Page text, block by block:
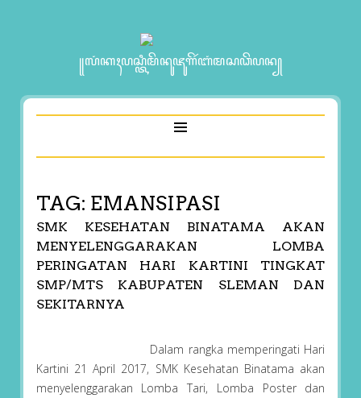
꧋ꦭꦁꦏꦃꦥꦱ꧀ꦠꦶꦩꦼꦤꦸꦗꦸꦒꦼꦂꦧꦁꦩꦱꦣꦼꦥꦤ꧀
TAG: EMANSIPASI
SMK KESEHATAN BINATAMA AKAN
MENYELENGGARAKAN LOMBA
PERINGATAN HARI KARTINI TINGKAT
SMP/MTS KABUPATEN SLEMAN DAN
SEKITARNYA
Dalam rangka memperingati Hari
Kartini 21 April 2017, SMK Kesehatan Binatama akan
menyelenggarakan Lomba Tari, Lomba Poster dan